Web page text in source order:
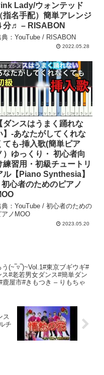
Lady/ウォンテッド
指名手配）簡単アレンジ
分♬ – RISABON
典：YouTube / RISABON
2022.05.28
単ダンス
ダンスはうまく踊れな
】-あなたがしてくれな
ても-挿入歌(簡単ピア
）ゆっくり・ 初心者向
練習用・初級チュートリ
ル【Piano Synthesia】
初心者のためのピアノ
典：YouTube / 初心者のための
アノMOO
2023.05.20
(⁠~⁠‾⁠▿⁠‾⁠)⁠~Vol.1#東京ブギウギ#
ス#老若男女ダンス#簡単ダン
鹿屋市#きもつき – りもちゃ
ス
チ